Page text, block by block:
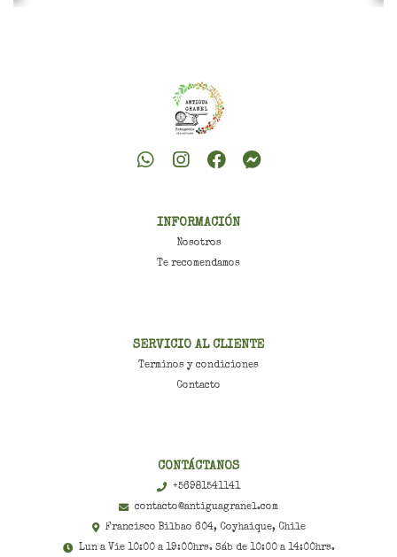
INFORMACIÓN
Nosotros
Te recomendamos
SERVICIO AL CLIENTE
Terminos y condiciones
Contacto
CONTÁCTANOS
+56981541141
contacto@antiguagranel.com
Francisco Bilbao 604, Coyhaique, Chile
Lun a Vie 10:00 a 19:00hrs. Sáb de 10:00 a 14:00hrs.